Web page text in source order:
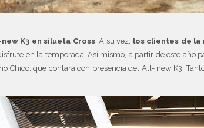
K3 en silueta Cross. A su vez, los clientes de
en la temporada. Así mismo, a partir de este año
Chico, que contará con presencia del All- new K3.